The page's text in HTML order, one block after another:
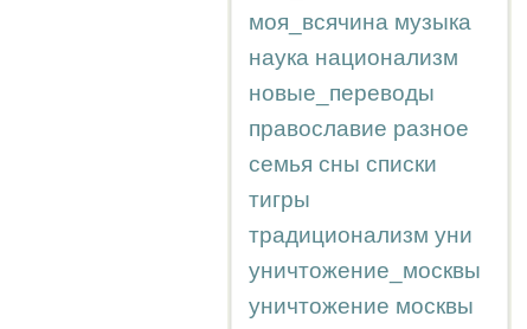
моя_всячина музыка
наука национализм
новые_переводы
православие разное
семья сны списки
тигры
традиционализм уни
уничтожение_москвы
уничтожение москвы